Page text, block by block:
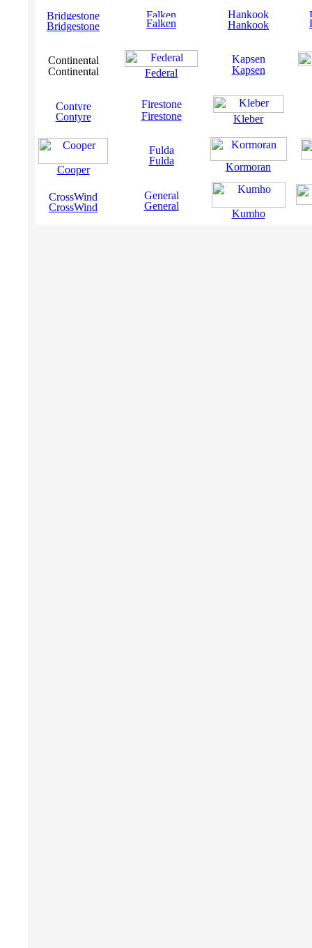
Bridgestone
Continental
Contyre
Cooper
CrossWind
Falken
Federal
Firestone
Fulda
General
Hankook
Kapsen
Kleber
Kormoran
Kumho